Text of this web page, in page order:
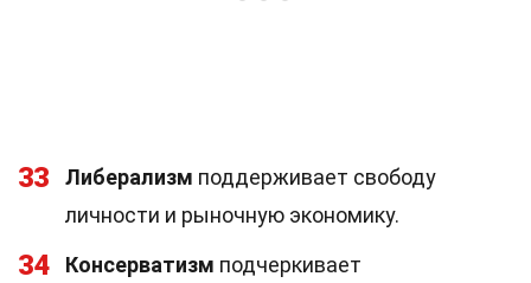
33 Либерализм поддерживает свободу
личности и рыночную экономику.
34 Консерватизм подчеркивает